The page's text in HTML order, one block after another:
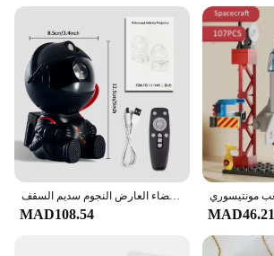
MAD108.54 MAD46.21